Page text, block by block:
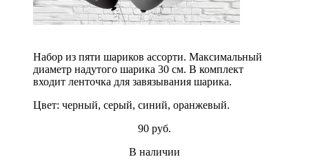
Набор из пяти шариков ассорти. Максимальный
диаметр надутого шарика 30 см. В комплект
входит ленточка для завязывания шарика.
Цвет: черный, серый, синий, оранжевый.
90 руб.
В наличии